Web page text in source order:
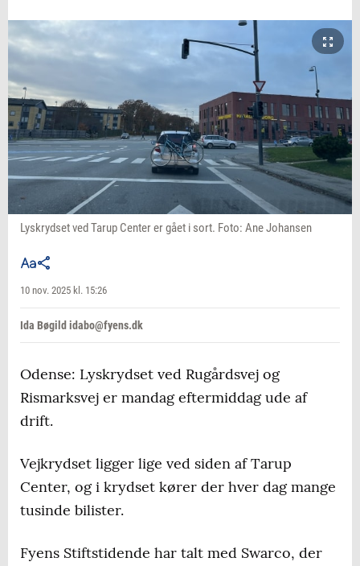
Lyskrydset ved Tarup Center er gået i sort. Foto: Ane Johansen
10 nov. 2025 kl. 15:26
Ida Bøgild idabo@fyens.dk
Odense: Lyskrydset ved Rugårdsvej og
Rismarksvej er mandag eftermiddag ude af
drift.
Vejkrydset ligger lige ved siden af Tarup
Center, og i krydset kører der hver dag mange
tusinde bilister.
Fyens Stiftstidende har talt med Swarco, der